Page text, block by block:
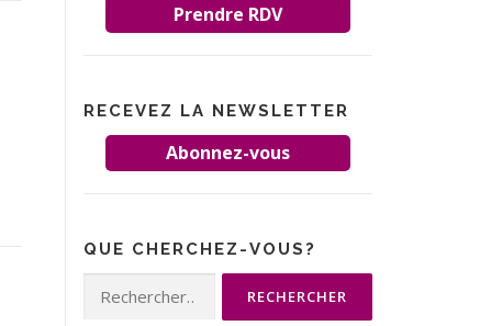
Prendre RDV
RECEVEZ LA NEWSLETTER
Abonnez-vous
QUE CHERCHEZ-VOUS?
Rechercher :